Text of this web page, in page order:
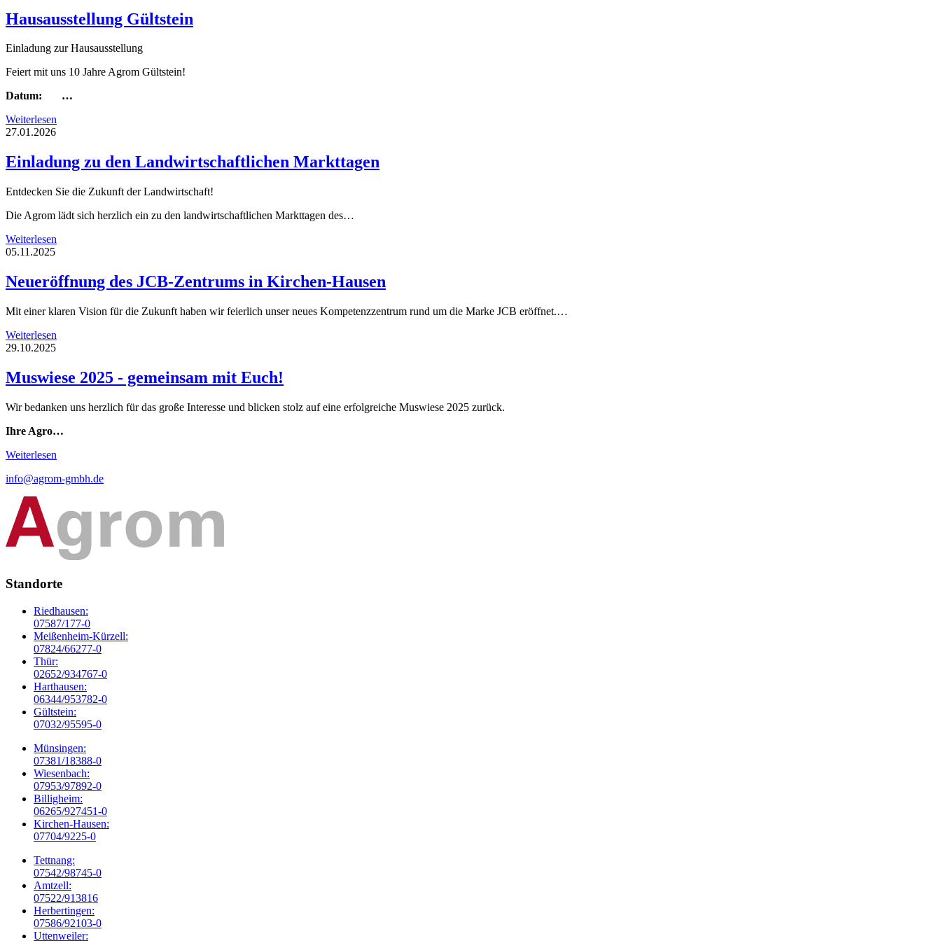
Hausausstellung Gültstein
Einladung zur Hausausstellung
Feiert mit uns 10 Jahre Agrom Gültstein!
Datum: …
Weiterlesen
27.01.2026
Einladung zu den Landwirtschaftlichen Markttagen
Entdecken Sie die Zukunft der Landwirtschaft!
Die Agrom lädt sich herzlich ein zu den landwirtschaftlichen Markttagen des…
Weiterlesen
05.11.2025
Neueröffnung des JCB-Zentrums in Kirchen-Hausen
Mit einer klaren Vision für die Zukunft haben wir feierlich unser neues Kompetenzzentrum rund um die Marke JCB eröffnet.…
Weiterlesen
29.10.2025
Muswiese 2025 - gemeinsam mit Euch!
Wir bedanken uns herzlich für das große Interesse und blicken stolz auf eine erfolgreiche Muswiese 2025 zurück.
Ihre Agro…
Weiterlesen
info@agrom-gmbh.de
Standorte
Riedhausen:
07587/177-0
Meißenheim-Kürzell:
07824/66277-0
Thür:
02652/934767-0
Harthausen:
06344/953782-0
Gültstein:
07032/95595-0
Münsingen:
07381/18388-0
Wiesenbach:
07953/97892-0
Billigheim:
06265/927451-0
Kirchen-Hausen:
07704/9225-0
Tettnang:
07542/98745-0
Amtzell:
07522/913816
Herbertingen:
07586/92103-0
Uttenweiler: